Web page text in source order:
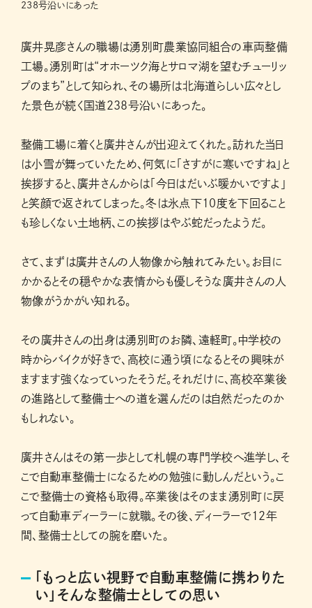
238号沿いにあった
廣井晃彦さんの職場は湧別町農業協同組合の車両整備
工場。湧別町は“オホーツク海とサロマ湖を望むチューリッ
プのまち”として知られ、その場所は北海道らしい広々とし
た景色が続く国道238号沿いにあった。
整備工場に着くと廣井さんが出迎えてくれた。訪れた当日
は小雪が舞っていたため、何気に「さすがに寒いですね」と
挨拶すると、廣井さんからは「今日はだいぶ暖かいですよ」
と笑顔で返されてしまった。冬は氷点下10度を下回ること
も珍しくない土地柄、この挨拶はやぶ蛇だったようだ。
さて、まずは廣井さんの人物像から触れてみたい。お目に
かかるとその穏やかな表情からも優しそうな廣井さんの人
物像がうかがい知れる。
その廣井さんの出身は湧別町のお隣、遠軽町。中学校の
時からバイクが好きで、高校に通う頃になるとその興味が
ますます強くなっていったそうだ。それだけに、高校卒業後
の進路として整備士への道を選んだのは自然だったのか
もしれない。
廣井さんはその第一歩として札幌の専門学校へ進学し、そ
こで自動車整備士になるための勉強に勤しんだという。こ
こで整備士の資格も取得。卒業後はそのまま湧別町に戻
って自動車ディーラーに就職。その後、ディーラーで12年
間、整備士としての腕を磨いた。
「もっと広い視野で自動車整備に携わりた
い」そんな整備士としての思い